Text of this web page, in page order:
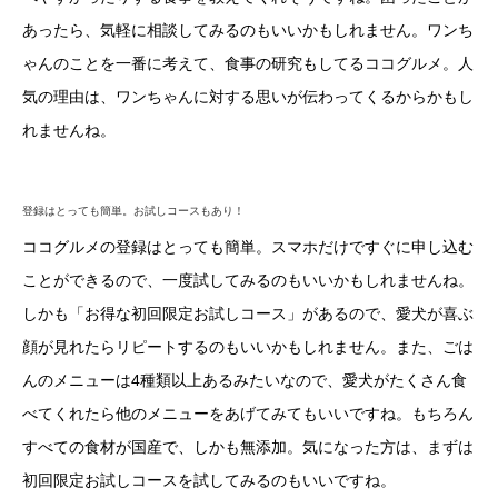
あったら、気軽に相談してみるのもいいかもしれません。ワンち
ゃんのことを一番に考えて、食事の研究もしてるココグルメ。人
気の理由は、ワンちゃんに対する思いが伝わってくるからかもし
れませんね。
登録はとっても簡単。お試しコースもあり！
ココグルメの登録はとっても簡単。スマホだけですぐに申し込む
ことができるので、一度試してみるのもいいかもしれませんね。
しかも「お得な初回限定お試しコース」があるので、愛犬が喜ぶ
顔が見れたらリピートするのもいいかもしれません。また、ごは
んのメニューは4種類以上あるみたいなので、愛犬がたくさん食
べてくれたら他のメニューをあげてみてもいいですね。もちろん
すべての食材が国産で、しかも無添加。気になった方は、まずは
初回限定お試しコースを試してみるのもいいですね。